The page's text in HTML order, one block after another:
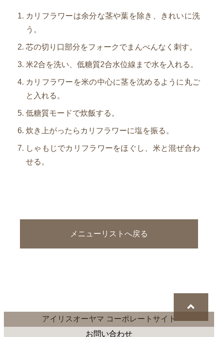
カリフラワーは余分な茎や葉を除き、きれいに洗
う。
芯の切り口部分をフォークでまんべんなく刺す。
米2合を洗い、低糖質2合水位線まで水を入れる。
カリフラワーを米の中心に茎を沈めるように丸ご
と入れる。
低糖質モードで炊飯する。
炊き上がったらカリフラワーに塩を振る。
しゃもじでカリフラワーをほぐし、米と混ぜ合わ
せる。
メニューリストへ戻る
アイリスオーヤマ コーポレートサイト
お問い合わせ